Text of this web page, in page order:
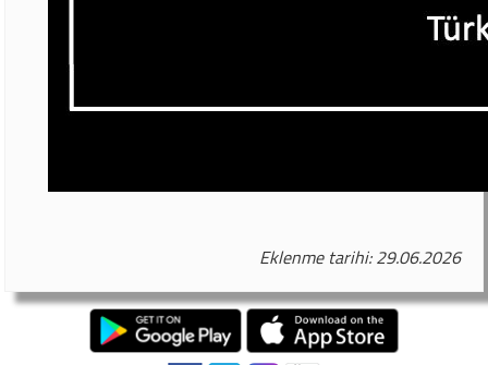
Eklenme tarihi: 29.06.2026